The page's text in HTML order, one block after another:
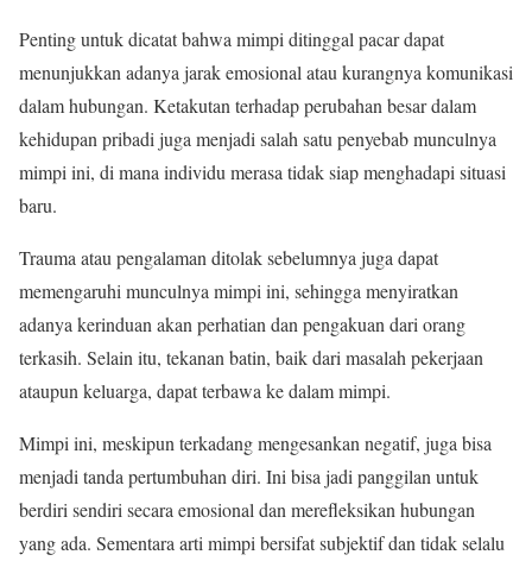
Penting untuk dicatat bahwa mimpi ditinggal pacar dapat
menunjukkan adanya jarak emosional atau kurangnya komunikasi
dalam hubungan. Ketakutan terhadap perubahan besar dalam
kehidupan pribadi juga menjadi salah satu penyebab munculnya
mimpi ini, di mana individu merasa tidak siap menghadapi situasi
baru.
Trauma atau pengalaman ditolak sebelumnya juga dapat
memengaruhi munculnya mimpi ini, sehingga menyiratkan
adanya kerinduan akan perhatian dan pengakuan dari orang
terkasih. Selain itu, tekanan batin, baik dari masalah pekerjaan
ataupun keluarga, dapat terbawa ke dalam mimpi.
Mimpi ini, meskipun terkadang mengesankan negatif, juga bisa
menjadi tanda pertumbuhan diri. Ini bisa jadi panggilan untuk
berdiri sendiri secara emosional dan merefleksikan hubungan
yang ada. Sementara arti mimpi bersifat subjektif dan tidak selalu